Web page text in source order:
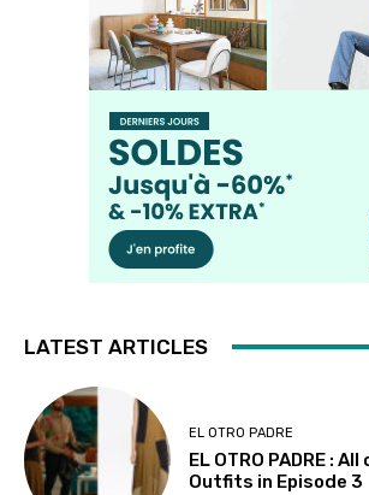
LATEST ARTICLES
EL OTRO PADRE
EL OTRO PADRE : All
Outfits in Episode 3